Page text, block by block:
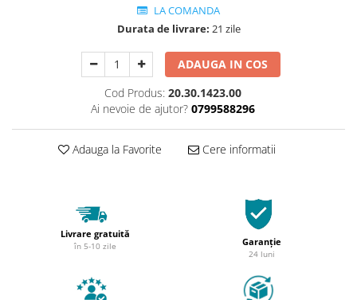
LA COMANDA
Durata de livrare: 21 zile
ADAUGA IN COS
Cod Produs: 20.30.1423.00
Ai nevoie de ajutor? 0799588296
Adauga la Favorite Cere informatii
Livrare gratuită
în 5-10 zile Garanție
24 luni